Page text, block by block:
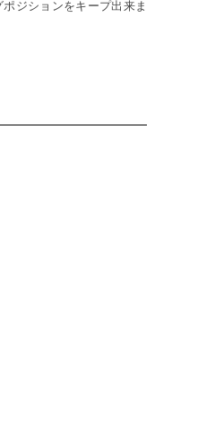
ジションをキープ出来ま